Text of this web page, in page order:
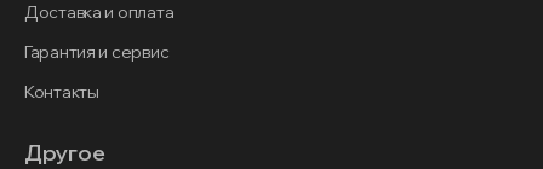
Доставка и оплата
Гарантия и сервис
Контакты
Другое